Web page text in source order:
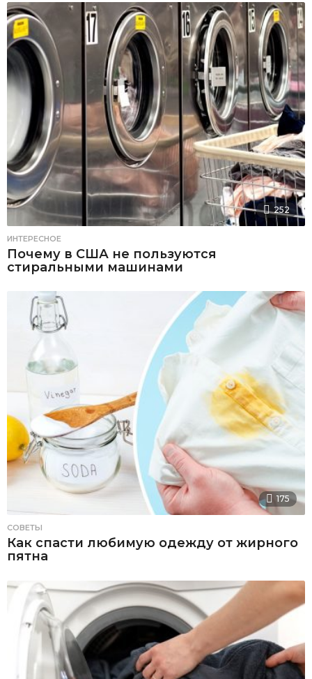
252
ИНТЕРЕСНОЕ
Почему в США не пользуются
стиральными машинами
175
СОВЕТЫ
Как спасти любимую одежду от жирного
пятна